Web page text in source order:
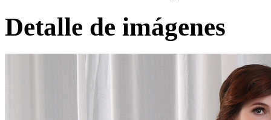
Detalle de imágenes